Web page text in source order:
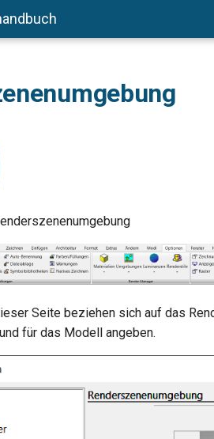
Seite beziehen sich auf das
für das Modell angeben.